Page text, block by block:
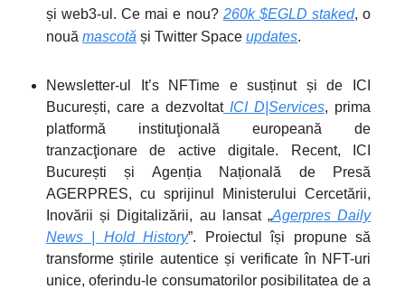
și web3-ul.Ce mai e nou? 260k $EGLD staked, o
nouă mascotă și Twitter Space updates.
Newsletter-ul It’s NFTime e susținut și de ICI
București, care a dezvoltatICI D|Services, prima
platformă instituţională europeană de
tranzacţionare de active digitale. Recent, ICI
București și Agenția Națională de Presă
AGERPRES, cu sprijinul Ministerului Cercetării,
Inovării și Digitalizării, au lansat „Agerpres Daily
News | Hold History”. Proiectul își propune să
transforme știrile autentice și verificate în NFT-uri
unice, oferindu-le consumatorilor posibilitatea de a